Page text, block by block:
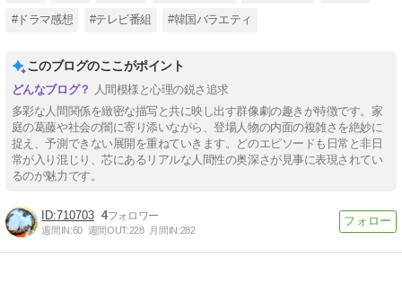
#ドラマ感想 #テレビ番組 #韓国バラエティ
このブログのここがポイント
人間模様と心理の鋭さ追求
多彩な人間関係を緻密な描写と共に映し出す群像劇の趣きが特徴です。家
庭の葛藤や社会の闇に寄り添いながら、登場人物の内面の複雑さを絶妙に
捉え、予測できない展開を重ねていきます。どのエピソードも日常と非日
常が入り混じり、芯にあるリアルな人間性の奥深さが見事に表現されてい
るのが魅力です。
710703 4
週間IN:60 週間OUT:228 月間IN:282